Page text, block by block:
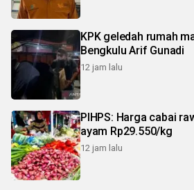
KPK geledah rumah
Bengkulu Arif Gunadi
12 jam lalu
PIHPS: Harga cabai
ayam Rp29.550/kg
12 jam lalu